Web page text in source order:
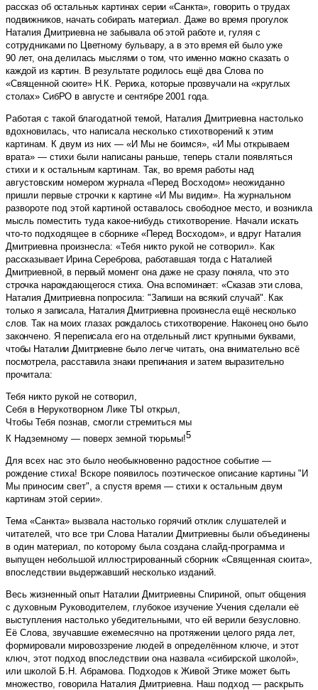
рассказ об остальных картинах серии «Санкта», говорить о трудах
подвижников, начать собирать материал. Даже во время прогулок
Наталия Дмитриевна не забывала об этой работе и, гуляя с
сотрудниками по Цветному бульвару, а в это время ей было уже
90 лет, она делилась мыслями о том, что именно можно сказать о
каждой из картин. В результате родилось ещё два Слова по
«Священной сюите» Н.К. Рериха, которые прозвучали на «круглых
столах» СибРО в августе и сентябре 2001 года.
Работая с такой благодатной темой, Наталия Дмитриевна настолько
вдохновилась, что написала несколько стихотворений к этим
картинам. К двум из них — «И Мы не боимся», «И Мы открываем
врата» — стихи были написаны раньше, теперь стали появляться
стихи и к остальным картинам. Так, во время работы над
августовским номером журнала «Перед Восходом» неожиданно
пришли первые строчки к картине «И Мы видим». На журнальном
развороте под этой картиной оставалось свободное место, и возникла
мысль поместить туда какое-нибудь стихотворение. Начали искать
что-то подходящее в сборнике «Перед Восходом», и вдруг Наталия
Дмитриевна произнесла: «Тебя никто рукой не сотворил». Как
рассказывает Ирина Сереброва, работавшая тогда с Наталией
Дмитриевной, в первый момент она даже не сразу поняла, что это
строчка нарождающегося стиха. Она вспоминает: «Сказав эти слова,
Наталия Дмитриевна попросила: "Запиши на всякий случай". Как
только я записала, Наталия Дмитриевна произнесла ещё несколько
слов. Так на моих глазах рождалось стихотворение. Наконец оно было
закончено. Я переписала его на отдельный лист крупными буквами,
чтобы Наталии Дмитриевне было легче читать, она внимательно всё
посмотрела, расставила знаки препинания и затем выразительно
прочитала:
Тебя никто рукой не сотворил,
Себя в Нерукотворном Лике ТЫ открыл,
Чтобы Тебя познав, смогли стремиться мы
К Надземному — поверх земной тюрьмы!5
Для всех нас это было необыкновенно радостное событие —
рождение стиха! Вскоре появилось поэтическое описание картины "И
Мы приносим свет", а спустя время — стихи к остальным двум
картинам этой серии».
Тема «Санкта» вызвала настолько горячий отклик слушателей и
читателей, что все три Слова Наталии Дмитриевны были объединены
в один материал, по которому была создана слайд-программа и
выпущен небольшой иллюстрированный сборник «Священная сюита»,
впоследствии выдержавший несколько изданий.
Весь жизненный опыт Наталии Дмитриевны Спириной, опыт общения
с духовным Руководителем, глубокое изучение Учения сделали её
выступления настолько убедительными, что ей верили безусловно.
Её Слова, звучавшие ежемесячно на протяжении целого ряда лет,
формировали мировоззрение людей в определённом ключе, и этот
ключ, этот подход впоследствии она назвала «сибирской школой»,
или школой Б.Н. Абрамова. Подходов к Живой Этике может быть
множество, говорила Наталия Дмитриевна. Наш подход — раскрыть